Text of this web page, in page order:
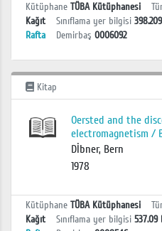
Kütüphane TÜBA Kütüphanesi
Kağıt
Sınıflama yer bilgisi
Rafta
Demirbaş 0006092
Kitap
Oersted and the
electromagnetism /
Dİbner, Bern
1978
Kütüphane TÜBA Kütüphanesi
Kağıt
Sınıflama yer bilgisi 537.09